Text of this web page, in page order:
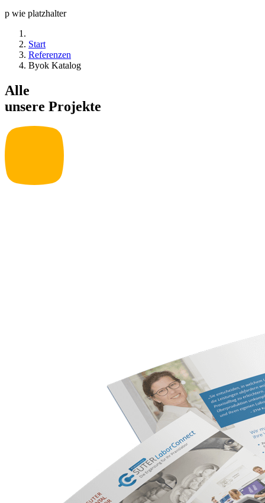
p wie platzhalter
Start
Referenzen
Byok Katalog
Alle
unsere Projekte